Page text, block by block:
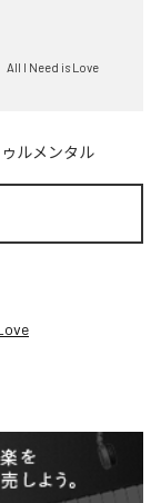
All I Need is Love
ルメンタル